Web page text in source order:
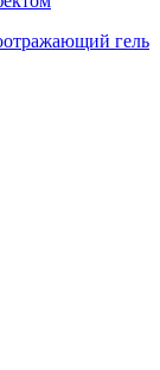
гель